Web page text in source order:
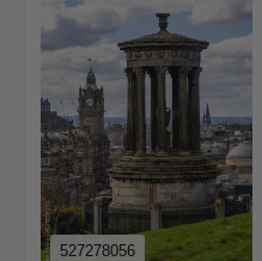
527278056